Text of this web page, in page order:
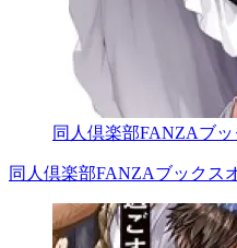
同人倶楽部FANZAブ
同人倶楽部FANZAブックス